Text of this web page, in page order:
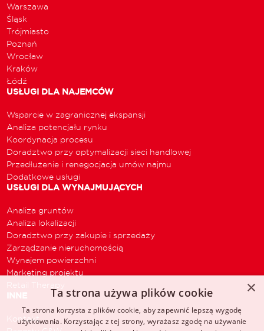
Warszawa
Śląsk
Trójmiasto
Poznań
Wrocław
Kraków
Łódź
USŁUGI DLA NAJEMCÓW
Wsparcie w zagranicznej ekspansji
Analiza potencjału rynku
Koordynacja procesu
Doradztwo przy optymalizacji sieci handlowej
Przedłużenie i renegocjacja umów najmu
Dodatkowe usługi
USŁUGI DLA WYNAJMUJĄCYCH
Analiza gruntów
Analiza lokalizacji
Doradztwo przy zakupie i sprzedaży
Zarządzanie nieruchomością
Wynajem powierzchni
Marketing projektu
Retail Therapy
INNE
Kontakt
×
Ta strona używa plików cookie
Ta strona korzysta z plików cookie, aby zapewnić lepszą wygodę
użytkowania. Korzystając z tej strony, wyrażasz zgodę na używanie